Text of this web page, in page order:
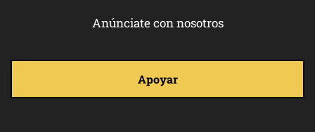
Anúnciate con nosotros
Apoyar